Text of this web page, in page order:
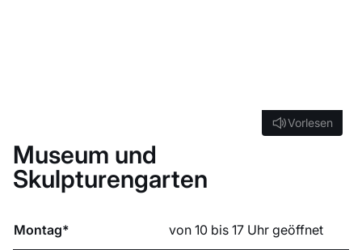
Vorlesen
Vorlesen
Museum und
Skulpturengarten
Montag* von 10 bis 17 Uhr geöffnet